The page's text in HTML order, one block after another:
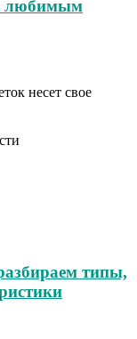
любимым
несет свое
типы,